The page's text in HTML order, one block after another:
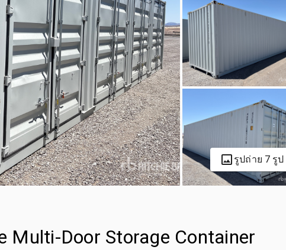
รูปถ่าย 7 รูป
Multi-Door Storage Container